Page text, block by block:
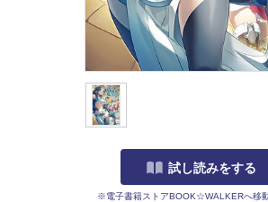
試し読みをする
※電子書籍ストアBOOK☆WALKERへ移動